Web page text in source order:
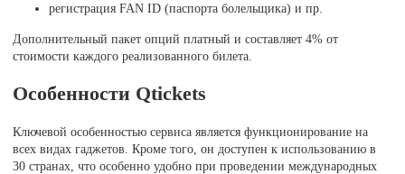
регистрация FAN ID (паспорта болельщика) и пр.
Дополнительный пакет опций платный и составляет 4% от
стоимости каждого реализованного билета.
Особенности Qtickets
Ключевой особенностью сервиса является функционирование на
всех видах гаджетов. Кроме того, он доступен к использованию в
30 странах, что особенно удобно при проведении международных